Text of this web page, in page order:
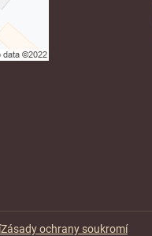
Zásady ochrany soukromí